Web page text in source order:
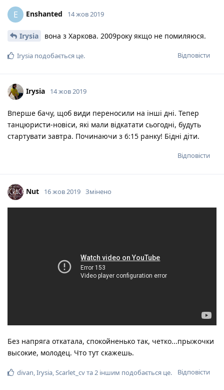
E Enshanted 14 жов 2019
Irysia вона з Харкова. 2009року якщо не помиляюся.
Відповісти
Irysia подобається це.
Irysia 14 жов 2019
Вперше бачу, щоб види переносили на інші дні. Тепер
танцюристи-новіси, які мали відкатати сьогодні, будуть
стартувати завтра. Починаючи з 6:15 ранку! Бідні діти.
Відповісти
Nut 16 жов 2019 Змінено
Без напряга откатала, спокойненько так, четко...прыжочки
высокие, молодец. Что тут скажешь.
Відповісти
divan,Irysia,Scarlet_cvта2 іншим подобається це.